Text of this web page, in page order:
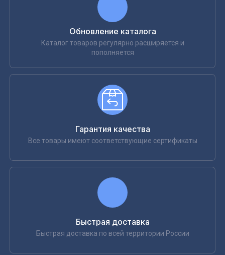
Обновление каталога
Каталог товаров регулярно расширяется и
пополняется
Гарантия качества
Все товары имеют соответствующие сертификаты
Быстрая доставка
Быстрая доставка по всей территории России